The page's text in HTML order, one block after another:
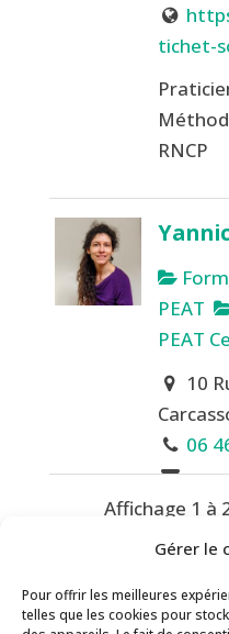
Gérer le
Pour offrir les meilleures
telles que les cookies pour
tichet-
RNCP
PEAT
PEAT
10
06
m/
Affichage 1 à
«